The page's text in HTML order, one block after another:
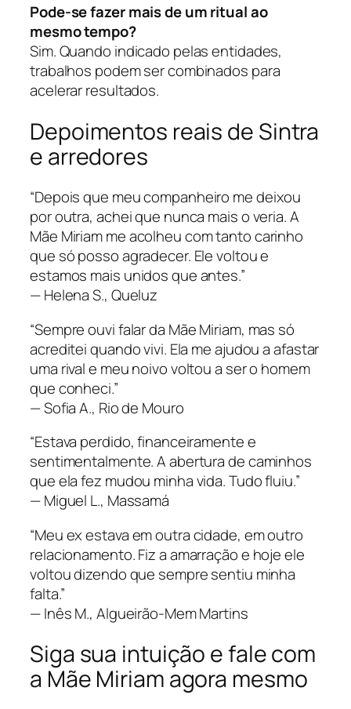
Pode-se fazer mais de um ritual ao
mesmo tempo?
Sim. Quando indicado pelas entidades,
trabalhos podem ser combinados para
acelerar resultados.
Depoimentos reais de Sintra
e arredores
“Depois que meu companheiro me deixou
por outra, achei que nunca mais o veria. A
Mãe Miriam me acolheu com tanto carinho
que só posso agradecer. Ele voltou e
estamos mais unidos que antes.”
— Helena S., Queluz
“Sempre ouvi falar da Mãe Miriam, mas só
acreditei quando vivi. Ela me ajudou a afastar
uma rival e meu noivo voltou a ser o homem
que conheci.”
— Sofia A., Rio de Mouro
“Estava perdido, financeiramente e
sentimentalmente. A abertura de caminhos
que ela fez mudou minha vida. Tudo fluiu.”
— Miguel L., Massamá
“Meu ex estava em outra cidade, em outro
relacionamento. Fiz a amarração e hoje ele
voltou dizendo que sempre sentiu minha
falta.”
— Inês M., Algueirão-Mem Martins
Siga sua intuição e fale com
a Mãe Miriam agora mesmo